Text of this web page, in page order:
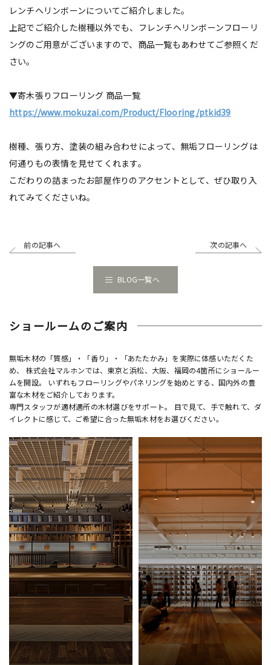
レンチヘリンボーンについてご紹介しました。
上記でご紹介した樹種以外でも、フレンチヘリンボーンフローリ
ングのご用意がございますので、商品一覧もあわせてご参照くだ
さい。
▼寄木張りフローリング 商品一覧
https://www.mokuzai.com/Product/Flooring/ptkid39
樹種、張り方、塗装の組み合わせによって、無垢フローリングは
何通りもの表情を見せてくれます。
こだわりの詰まったお部屋作りのアクセントとして、ぜひ取り入
れてみてくださいね。
前の記事へ 次の記事へ
BLOG一覧へ
ショールームのご案内
無垢木材の「質感」・「香り」・「あたたかみ」を実際に体感いただくた
め、 株式会社マルホンでは、東京と浜松、大阪、福岡の4箇所にショールー
ムを開設。 いずれもフローリングやパネリングを始めとする、国内外の豊
富な木材をご紹介しております。
専門スタッフが適材適所の木材選びをサポート。 目で見て、手で触れて、ダ
イレクトに感じて、ご希望に合った無垢木材をお選びください。